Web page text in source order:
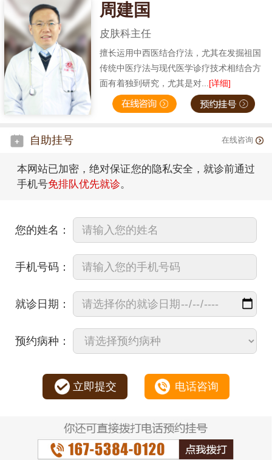
周建国
皮肤科主任
擅长运用中西医结合疗法，尤其在发掘祖国
传统中医疗法与现代医学诊疗技术相结合方
面有着独到研究，尤其是对...[详细]
自助挂号 在线咨询
本网站已加密，绝对保证您的隐私安全，就诊前通过
手机号免排队优先就诊。
您的姓名：
手机号码：
就诊日期：
预约病种：
立即提交 电话咨询